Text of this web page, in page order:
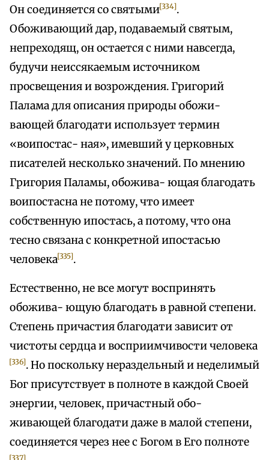
Он соединяется со святыми[334].
Обоживающий дар, подаваемый святым,
непреходящ, он остается с ними навсегда,
будучи неиссякаемым источником
просвещения и возрождения. Григорий
Палама для описания природы обожи-
вающей благодати использует термин
«воипостас- ная», имевший у церковных
писателей несколько значений. По мнению
Григория Паламы, обожива- ющая благодать
воипостасна не потому, что имеет
собственную ипостась, а потому, что она
тесно связана с конкретной ипостасью
человека[335].
Естественно, не все могут воспринять
обожива- ющую благодать в равной степени.
Степень причастия благодати зависит от
чистоты сердца и восприимчивости человека
[336]. Но поскольку нераздельный и неделимый
Бог присутствует в полноте в каждой Своей
энергии, человек, причастный обо-
живающей благодати даже в малой степени,
соединяется через нее с Богом в Его полноте
[337]